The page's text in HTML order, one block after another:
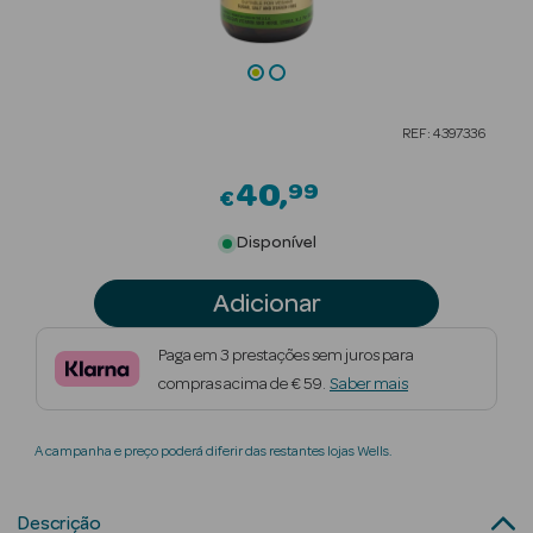
Beauty Season
Nutricosmética
Perfumes
Beauty Season
REF: 4397336
€40 99
Disponível
Adicionar
Paga em 3 prestações sem juros para
compras acima de € 59. Saber mais
A campanha e preço poderá diferir das restantes lojas Wells.
Descrição